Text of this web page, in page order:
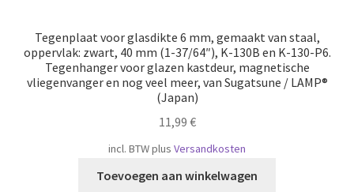
Tegenplaat voor glasdikte 6 mm, gemaakt van staal,
oppervlak: zwart, 40 mm (1-37/64″), K-130B en K-130-P6.
Tegenhanger voor glazen kastdeur, magnetische
vliegenvanger en nog veel meer, van Sugatsune / LAMP®
(Japan)
11,99 €
incl. BTWplus Versandkosten
Toevoegen aan winkelwagen